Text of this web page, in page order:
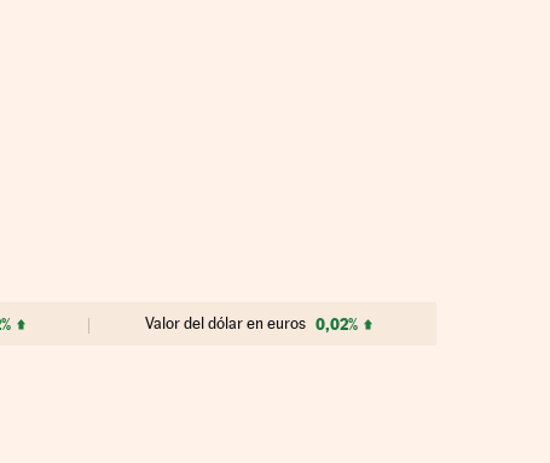
Valor del dólar en euros 0,02%